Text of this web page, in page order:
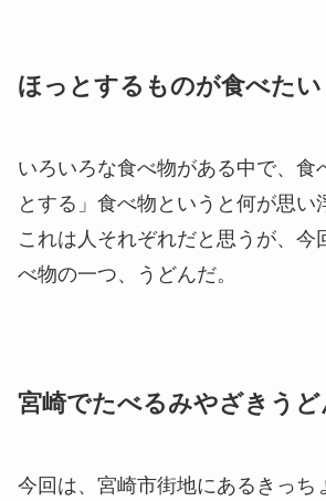
ほっとするものが食べたい
いろいろな食べ物がある中で、食
とする」食べ物というと何が思い
これは人それぞれだと思うが、今
べ物の一つ、うどんだ。
宮崎でたべるみやざきうど
今回は、宮崎市街地にあるきっち